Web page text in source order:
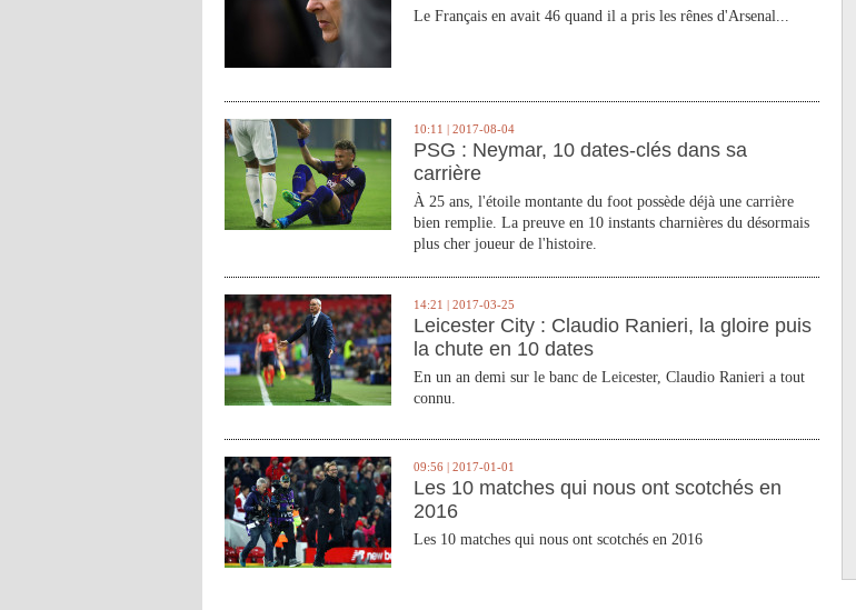
Le Français en avait 46 quand il a pris les rênes d'Arsenal...
10:11 | 2017-08-04
PSG : Neymar, 10 dates-clés dans sa
carrière
À 25 ans, l'étoile montante du foot possède déjà une carrière
bien remplie. La preuve en 10 instants charnières du désormais
plus cher joueur de l'histoire.
14:21 | 2017-03-25
Leicester City : Claudio Ranieri, la gloire puis
la chute en 10 dates
En un an demi sur le banc de Leicester, Claudio Ranieri a tout
connu.
09:56 | 2017-01-01
Les 10 matches qui nous ont scotchés en
2016
Les 10 matches qui nous ont scotchés en 2016